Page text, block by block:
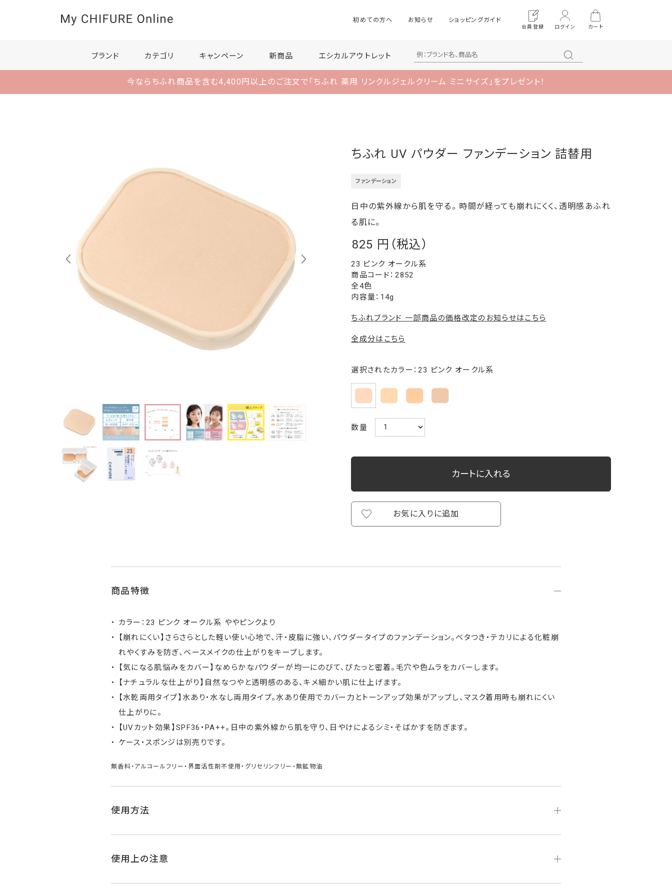
初めての方へ お知らせ ショッピングガイド
会員登録 ログイン カート
ブランド カテゴリ キャンペーン 新商品 エシカルアウトレット
今ならちふれ商品を含む4,400円以上のご注文で 「ちふれ 薬用 リンクルジェルクリーム ミニサイズ」をプレゼント！
ファンデーション
ちふれ UV パウダー ファンデーション 詰替用
825
2852
23 ピンク オークル系
日中の紫外線から肌を守る。 時間が経っても崩れにくく、透明感あふれ
る肌に。
全4色
内容量：14g
ちふれブランド 一部商品の価格改定のお知らせはこちら
全成分はこちら
選択されたカラー：23 ピンク オークル系
数量
カートに入れる
お気に入りに追加
商品特徴
カラー：23 ピンク オークル系 ややピンクより
【崩れにくい】さらさらとした軽い使い心地で、汗・皮脂に強い、パウダータイプのファンデーション。ベタつき・テカリによる化粧崩
れやくすみを防ぎ、ベースメイクの仕上がりをキープします。
【気になる肌悩みをカバー】なめらかなパウダーが均一にのびて、ぴたっと密着。毛穴や色ムラをカバーします。
【ナチュラルな仕上がり】自然なつやと透明感のある、キメ細かい肌に仕上げます。
【水乾両用タイプ】水あり・水なし両用タイプ。水あり使用でカバー力とトーンアップ効果がアップし、マスク着用時も崩れにくい
仕上がりに。
【UVカット効果】SPF36・PA++。日中の紫外線から肌を守り、日やけによるシミ・そばかすを防ぎます。
ケース・スポンジは別売りです。
無香料・アルコールフリー・界面活性剤不使用・グリセリンフリー・無鉱物油
使用方法
使用上の注意